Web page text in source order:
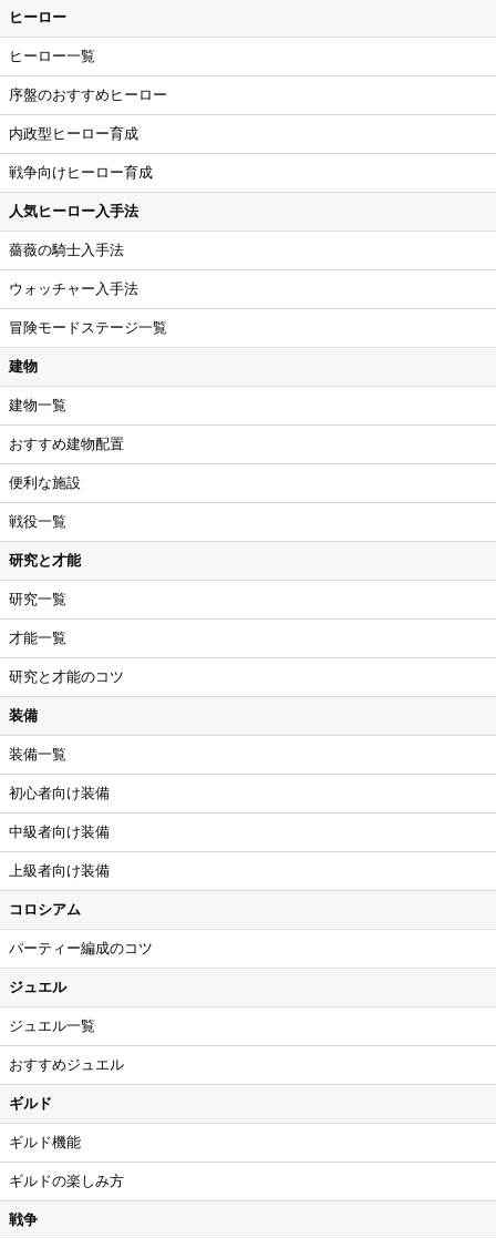
ヒーロー
ヒーロー一覧
序盤のおすすめヒーロー
内政型ヒーロー育成
戦争向けヒーロー育成
人気ヒーロー入手法
薔薇の騎士入手法
ウォッチャー入手法
冒険モードステージ一覧
建物
建物一覧
おすすめ建物配置
便利な施設
戦役一覧
研究と才能
研究一覧
才能一覧
研究と才能のコツ
装備
装備一覧
初心者向け装備
中級者向け装備
上級者向け装備
コロシアム
パーティー編成のコツ
ジュエル
ジュエル一覧
おすすめジュエル
ギルド
ギルド機能
ギルドの楽しみ方
戦争